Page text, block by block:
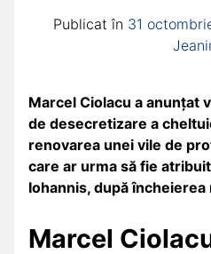
Publicat în 31
Marcel Ciolacu a anunțat
de desecretizare a
renovarea unei vile de
care ar urma să fie
Iohannis, după încheierea
Marcel